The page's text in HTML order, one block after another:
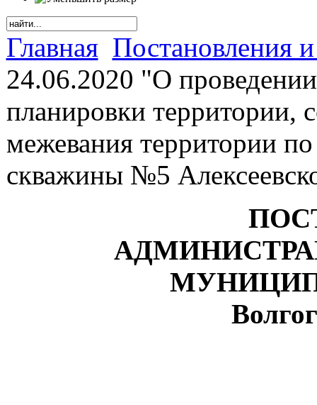
Главная Постановления
24.06.2020 "О
планировки территории,
межевания территории
скважины №5